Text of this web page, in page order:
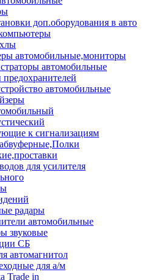
доп.оборудования в авто
автомобильные,мониторы
автомобильные
автомобильные
к сигнализациям
для усилителя
радары
автомобильные
звуковые
СБ
автомагнитол
для а/м
Trade in